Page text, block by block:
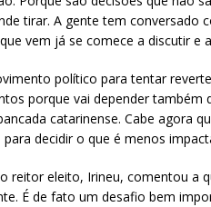
tirar. A gente tem conversado
vem já se comece a discutir e
político para tentar
porque vai depender também
catarinense. Cabe agora
decidir o que é menos
reitor eleito, Irineu, comentou a
É de fato um desafio bem